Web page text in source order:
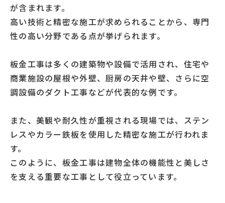
が含まれます。
高い技術と精密な施工が求められることから、専門
性の高い分野である点が挙げられます。
板金工事は多くの建築物や設備で活用され、住宅や
商業施設の屋根や外壁、厨房の天井や壁、さらに空
調設備のダクト工事などが代表的な例です。
また、美観や耐久性が重視される現場では、ステン
レスやカラー鉄板を使用した精密な施工が行われま
す。
このように、板金工事は建物全体の機能性と美しさ
を支える重要な工事として役立っています。